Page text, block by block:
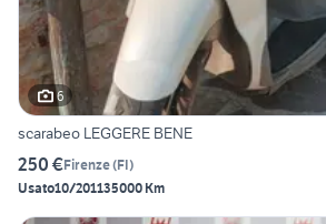
6
scarabeo LEGGERE BENE
250 €Firenze(FI)
Usato10/201135000 Km